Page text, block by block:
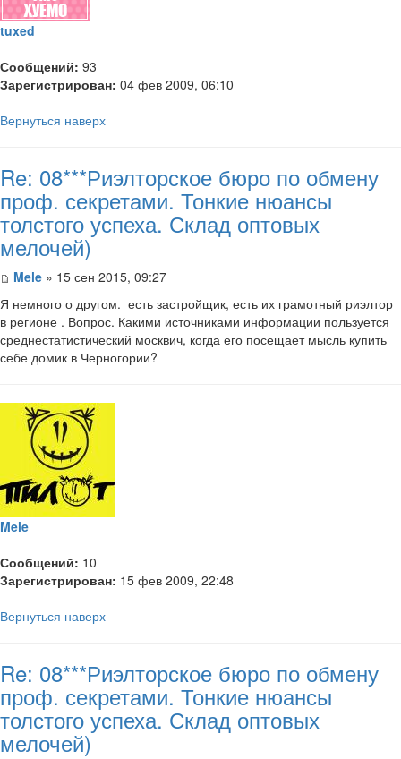
tuxed
Сообщений: 93
Зарегистрирован: 04 фев 2009, 06:10
Вернуться наверх
Re: 08***Риэлторское бюро по обмену
проф. секретами. Тонкие нюансы
толстого успеха. Склад оптовых
мелочей)
Mele » 15 сен 2015, 09:27
Я немного о другом. есть застройщик, есть их грамотный риэлтор
в регионе . Вопрос. Какими источниками информации пользуется
среднестатистический москвич, когда его посещает мысль купить
себе домик в Черногории?
Mele
Сообщений: 10
Зарегистрирован: 15 фев 2009, 22:48
Вернуться наверх
Re: 08***Риэлторское бюро по обмену
проф. секретами. Тонкие нюансы
толстого успеха. Склад оптовых
мелочей)